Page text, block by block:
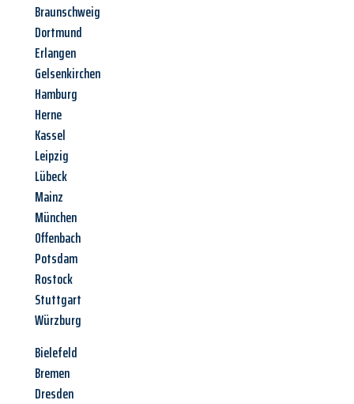
Braunschweig
Dortmund
Erlangen
Gelsenkirchen
Hamburg
Herne
Kassel
Leipzig
Lübeck
Mainz
München
Offenbach
Potsdam
Rostock
Stuttgart
Würzburg
Bielefeld
Bremen
Dresden